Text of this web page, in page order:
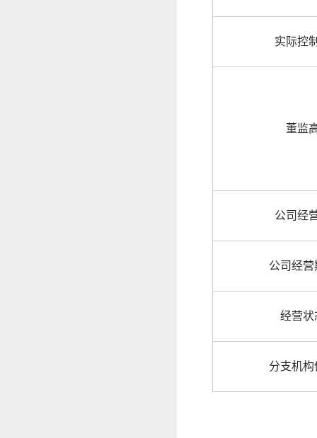
实际控
董监
公司经
公司经营
经营状
分支机构